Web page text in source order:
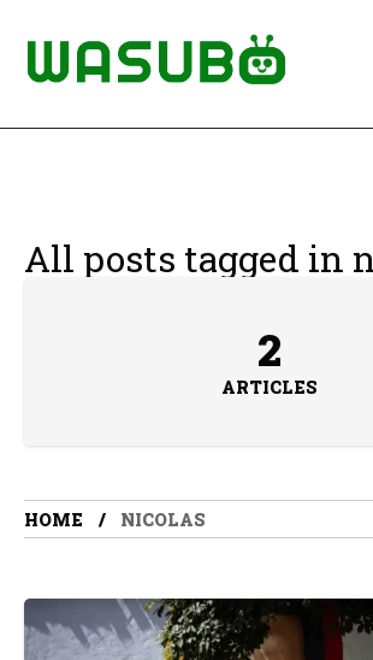
All posts tagged in
2
ARTICLES
HOME NICOLAS